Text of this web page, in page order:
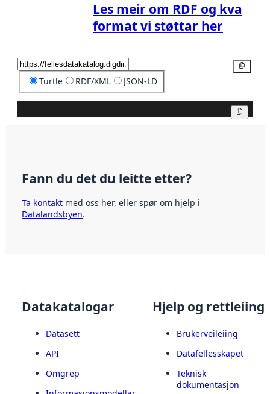
Les meir om RDF og kva
format vi støttar her
Turtle RDF/XML JSON-LD
Fann du det du leitte etter?
Ta kontakt med oss her, eller spør om hjelp i
Datalandsbyen.
Datakatalogar
Datasett
API
Omgrep
Hjelp og rettleiing
Brukerveileiing
Datafellesskapet
Teknisk
dokumentasjon